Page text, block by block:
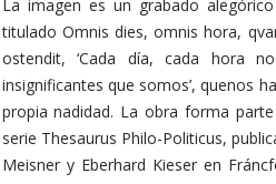
La imagen es un grabado
titulado Omnis dies, omnis hora,
ostendit, ‘Cada día, cada hora
insignificantes que somos’, quenos
propia nadidad. La obra forma
serie Thesaurus Philo-Politicus,
Meisner y Eberhard Kieser en